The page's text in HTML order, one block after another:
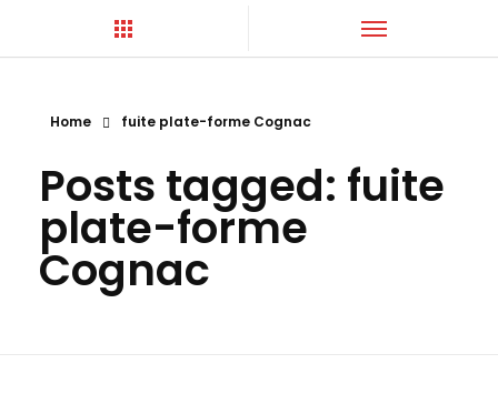
Home fuite plate-forme Cognac
Posts tagged: fuite
plate-forme
Cognac